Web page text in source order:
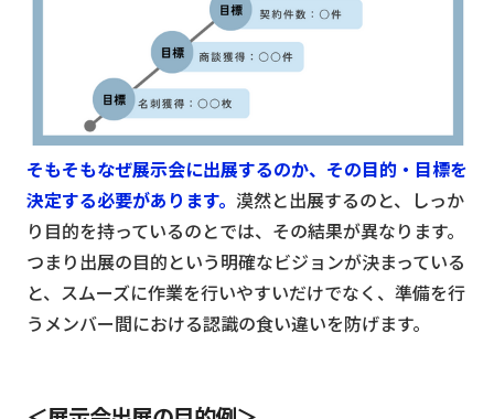
そもそもなぜ展示会に出展するのか、その目的・目標を
決定する必要があります。 漠然と出展するのと、しっか
り目的を持っているのとでは、その結果が異なります。
つまり出展の目的という明確なビジョンが決まっている
と、スムーズに作業を行いやすいだけでなく、準備を行
うメンバー間における認識の食い違いを防げます。